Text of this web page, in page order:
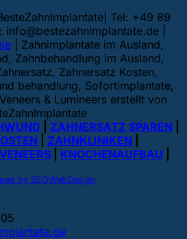
Tel: +49 89
info@bestezahnimplantate.de
| Zahnimplantate im Ausland,
Zahnbehandlung im Ausland,
Zahnersatz Kosten,
behandlung, Sofortimplantate,
& Lumineers erstellt von
ZAHNERSATZ SPAREN
ZAHNKLINIKEN
VENEERS KNOCHENAUFBAU
by SEOWebDesign